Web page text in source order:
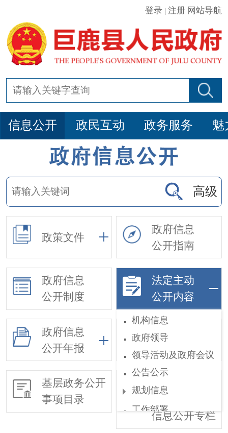
登录 |注册 网站导航
信息公开 政民互动 政务服务 魅
高级
政策文件
政府信息
公开指南
政府信息
公开制度
法定主动
公开内容
机构信息
政府领导
领导活动及政府会议
公告公示
规划信息
工作部署
权责和公共服务清单
政府信息
公开年报
依申请公开
基层政务公开
事项目录
惠民惠农财政
信息公开专栏